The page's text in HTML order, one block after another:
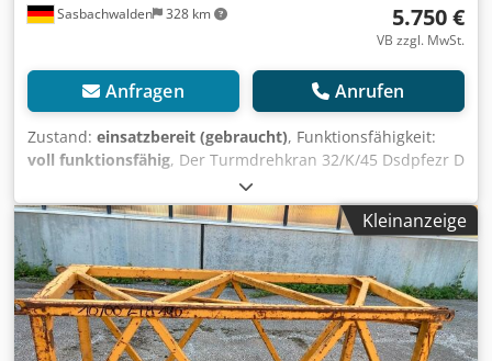
Sasbachwalden 328 km 5.750 €
VB zzgl. MwSt.
Anfragen Anrufen
Zustand: einsatzbereit (gebraucht), Funktionsfähigkeit:
voll funktionsfähig, Der Turmdrehkran 32/K/45 Dsdpfezr D
Ugsx Am Reck Kran mit Max Ausleger 30 m Tragkraft von
1000-4700 kg Gegengewicht Beton 16.000 kg Am Kran
wurden der Drehmotor, Hydraulikpumpe,
Zylinderdichtungen, Schläuche, Seile und Schütze
erneuert. Ersatzteilliste und Betriebsanleitung vorhanden.
mit Fernbedienung.
Kleinanzeige